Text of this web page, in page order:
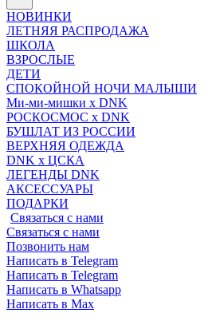
НОВИНКИ
ЛЕТНЯЯ РАСПРОДАЖА
ШКОЛА
ВЗРОСЛЫЕ
ДЕТИ
СПОКОЙНОЙ НОЧИ МАЛЫШИ
Ми-ми-мишки x DNK
РОСКОСМОС x DNK
БУШЛАТ ИЗ РОССИИ
ВЕРХНЯЯ ОДЕЖДА
DNK x ЦСКА
ЛЕГЕНДЫ DNK
АКСЕССУАРЫ
ПОДАРКИ
Связаться с нами
Связаться с нами
Позвонить нам
Написать в Telegram
Написать в Telegram
Написать в Whatsapp
Написать в Max